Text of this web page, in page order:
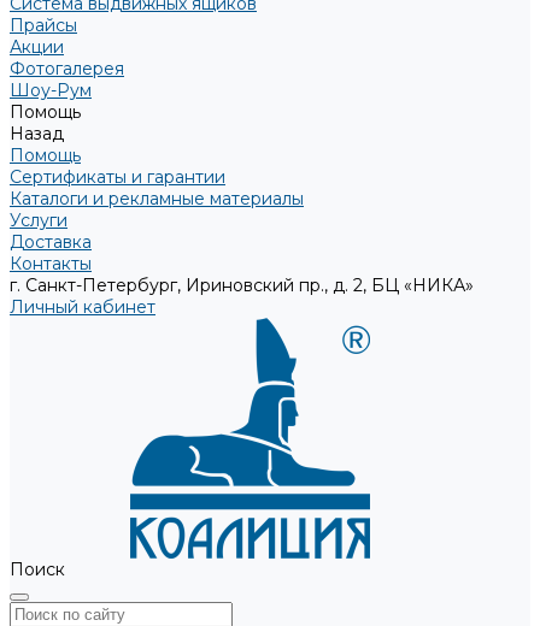
Прайсы
Акции
Фотогалерея
Шоу-Рум
Помощь
Назад
Помощь
Сертификаты и гарантии
Каталоги и рекламные материалы
Услуги
Доставка
Контакты
г. Санкт-Петербург, Ириновский пр., д. 2, БЦ «НИКА»
Личный кабинет
Поиск